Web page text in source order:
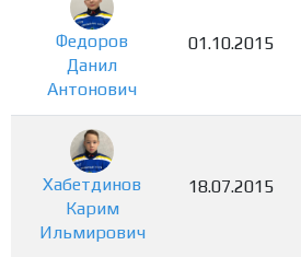
Федоров
Данил
Антонович
01.10.2015
Хабетдинов
Карим
Ильмирович
18.07.2015